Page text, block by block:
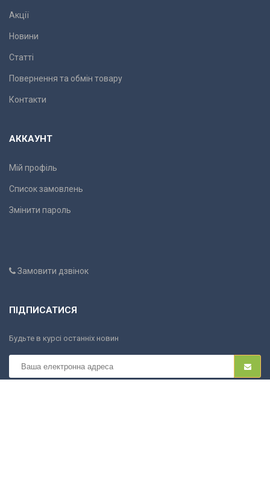
Акції
Новини
Статті
Повернення та обмін товару
Контакти
АККАУНТ
Мій профіль
Список замовлень
Змінити пароль
Замовити дзвінок
ПІДПИСАТИСЯ
Будьте в курсі останніх новин